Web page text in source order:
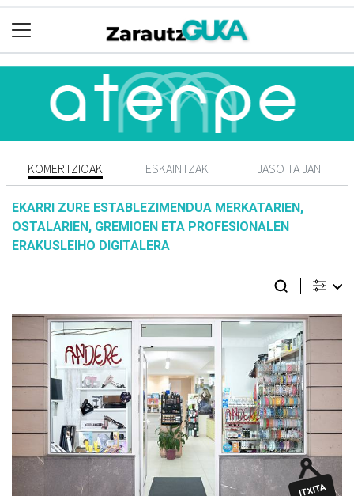
KOMERTZIOAK ESKAINTZAK JASO TA JAN
EKARRI ZURE ESTABLEZIMENDUA MERKATARIEN,
OSTALARIEN, GREMIOEN ETA PROFESIONALEN
ERAKUSLEIHO DIGITALERA